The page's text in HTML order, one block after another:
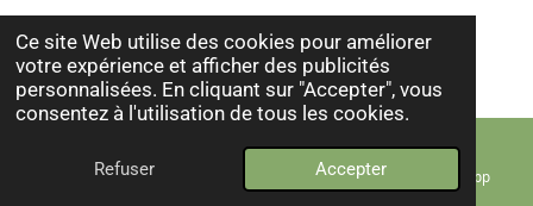
Ce site Web utilise des cookies pour améliorer
votre expérience et afficher des publicités
personnalisées. En cliquant sur "Accepter", vous
consentez à l'utilisation de tous les cookies.
Refuser Accepter
© 2025 - 2026OléBrésil
Propulsé par Webador
Instagram WhatsApp